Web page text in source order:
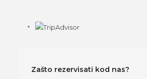
Zašto rezervisati kod nas?